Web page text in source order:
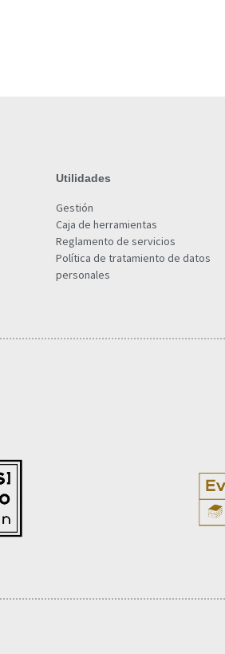
Utilidades
Gestión
Caja de herramientas
Reglamento de servicios
Política de tratamiento de datos
personales